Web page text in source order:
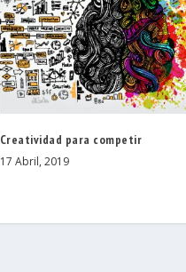
Creatividad para competir
17 Abril, 2019